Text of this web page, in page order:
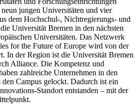
jungen Universitäten und vier
dem Hochschul-, Nichtregierungs- und
Universität Bremen in den nächsten
Universitäten. Das Netzwerk
for the Future of Europe wird von der
In der Region ist die Universität Bremen
Alliance. Die Kompetenz und
zahlreiche Unternehmen in den
Campus gelockt. Dadurch ist ein
Standort entstanden – mit der